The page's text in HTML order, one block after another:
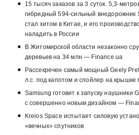
15 тысяч заказов за 3 суток. 5,3-
гибридный 594-сильный внедорожник
стал хитом в Китае, и его
наладить в России
В Житомирской области незаконно
деревьев на 34 млн — Finance.ua
Рассекречен самый мощный Geely
л.с. под капотом и спойлер на крышке
Samsung готовит к запуску наушники
с совершенно новым дизайном —
Kreios Space испытает силовую
«вечных» спутников